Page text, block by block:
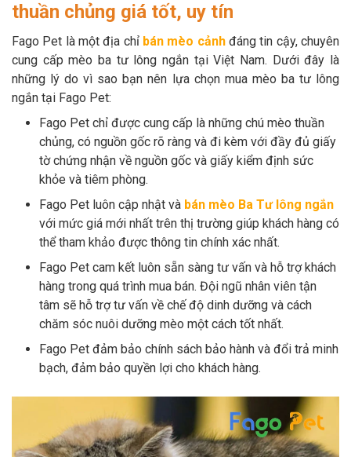
thuần chủng giá tốt, uy tín
Fago Pet là một địa chỉ bán mèo cảnhđáng tin cậy, chuyên
cung cấp mèo ba tư lông ngắn tại Việt Nam. Dưới đây là
những lý do vì sao bạn nên lựa chọn mua mèo ba tư lông
ngắn tại Fago Pet:
Fago Pet chỉ được cung cấp là những chú mèo thuần
chủng, có nguồn gốc rõ ràng và đi kèm với đầy đủ giấy
tờ chứng nhận về nguồn gốc và giấy kiểm định sức
khỏe và tiêm phòng.
Fago Pet luôn cập nhật và bán mèo Ba Tư lông ngắn
với mức giá mới nhất trên thị trường giúp khách hàng có
thể tham khảo được thông tin chính xác nhất.
Fago Pet cam kết luôn sẵn sàng tư vấn và hỗ trợ khách
hàng trong quá trình mua bán. Đội ngũ nhân viên tận
tâm sẽ hỗ trợ tư vấn về chế độ dinh dưỡng và cách
chăm sóc nuôi dưỡng mèo một cách tốt nhất.
Fago Pet đảm bảo chính sách bảo hành và đổi trả minh
bạch, đảm bảo quyền lợi cho khách hàng.